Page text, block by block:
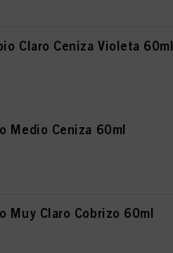
Claro Ceniza Violeta 60ml
Medio Ceniza 60ml
Muy Claro Cobrizo 60ml